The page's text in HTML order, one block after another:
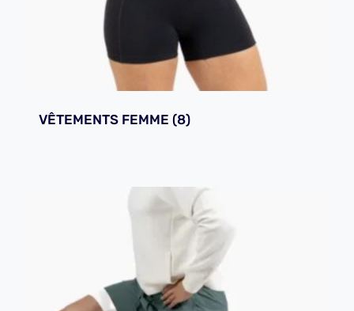
VÊTEMENTS FEMME (8)